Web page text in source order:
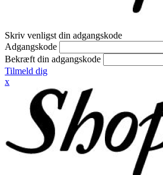
Skriv venligst din adgangskode
Adgangskode
Bekræft din adgangskode
Tilmeld dig
x